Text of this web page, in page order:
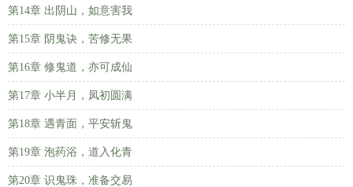
第14章 出阴山，如意害我
第15章 阴鬼诀，苦修无果
第16章 修鬼道，亦可成仙
第17章 小半月，凤初圆满
第18章 遇青面，平安斩鬼
第19章 泡药浴，道入化青
第20章 识鬼珠，准备交易